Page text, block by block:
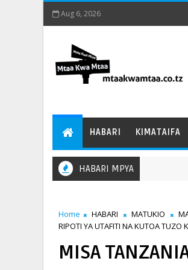
Aug 6, 2026
HABARI KIMATAIFA
HABARI MPYA
Home HABARI MATUKIO
RIPOTI YA UTAFITI NA KUTOA TUZO
MISA